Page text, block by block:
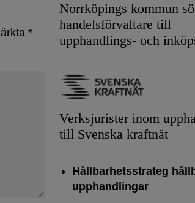
*
Norrköpings kommun
handelsförvaltare till
upphandlings- och
Verksjurister inom
till Svenska kraftnät
Hållbarhetsstrateg
upphandlingar